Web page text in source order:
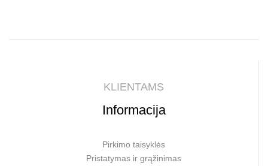
KLIENTAMS
Informacija
Pirkimo taisyklės
Pristatymas ir grąžinimas